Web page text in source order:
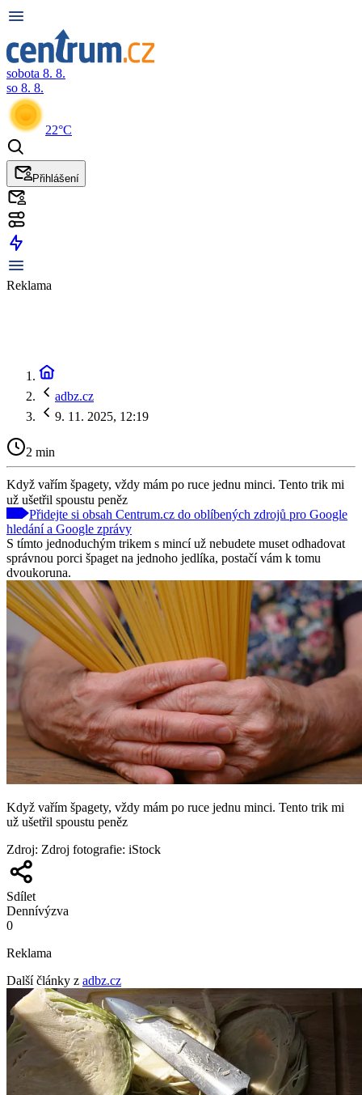
sobota 8. 8.
so 8. 8.
22°C
Přihlášení
Reklama
adbz.cz
9. 11. 2025, 12:19
2 min
Když vařím špagety, vždy mám po ruce jednu minci. Tento trik mi
už ušetřil spoustu peněz
Přidejte si obsah Centrum.cz do oblíbených zdrojů pro Google
hledání a Google zprávy
S tímto jednoduchým trikem s mincí už nebudete muset odhadovat
správnou porci špaget na jednoho jedlíka, postačí vám k tomu
dvoukoruna.
Když vařím špagety, vždy mám po ruce jednu minci. Tento trik mi
už ušetřil spoustu peněz
Zdroj: Zdroj fotografie: iStock
Sdílet
Dennívýzva
0
Reklama
Další články z adbz.cz